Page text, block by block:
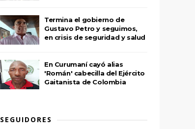
Termina el gobierno de
Gustavo Petro y seguimos,
en crisis de seguridad y salud
En Curumaní cayó alias
'Román' cabecilla del Ejército
Gaitanista de Colombia
SEGUIDORES